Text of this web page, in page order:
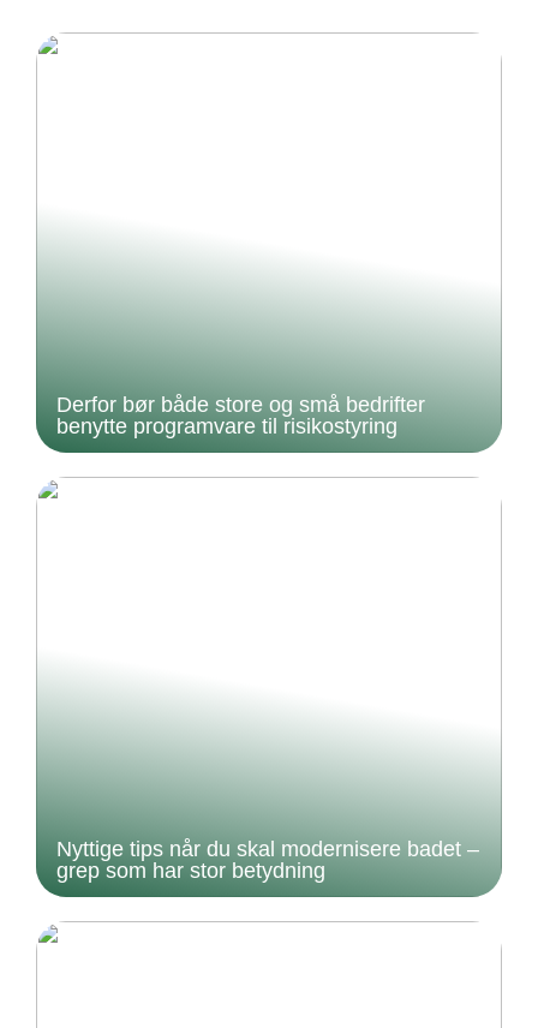
Derfor bør både store og små bedrifter
benytte programvare til risikostyring
Nyttige tips når du skal modernisere badet –
grep som har stor betydning